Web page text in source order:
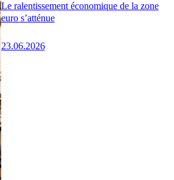
Le ralentissement économique de la zone
euro s’atténue
23.06.2026